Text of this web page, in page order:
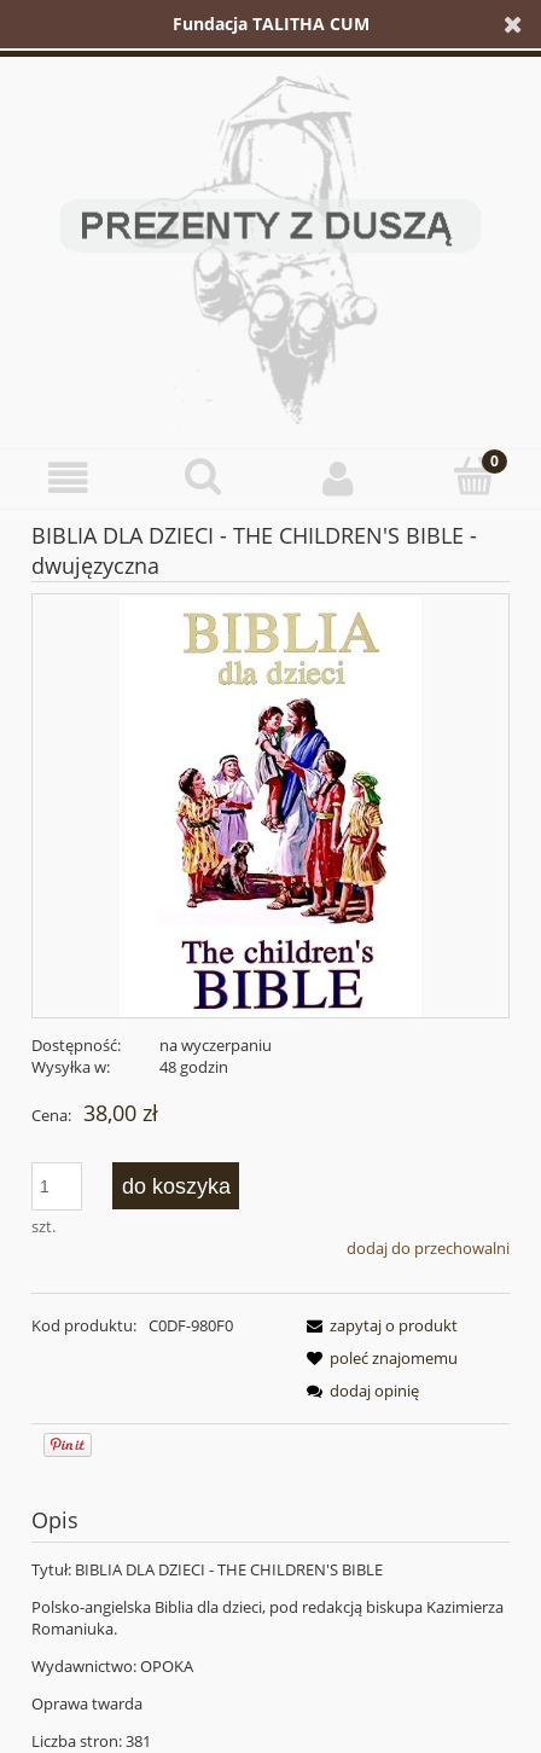
Fundacja TALITHA CUM
BIBLIA DLA DZIECI - THE CHILDREN'S BIBLE -
dwujęzyczna
Dostępność:
na wyczerpaniu
Wysyłka w:
48 godzin
Cena: 38,00 zł
szt.
do koszyka
dodaj do przechowalni
Kod produktu: C0DF-980F0
zapytaj o produkt
poleć znajomemu
dodaj opinię
Opis
Tytuł: BIBLIA DLA DZIECI - THE CHILDREN'S BIBLE
Polsko-angielska Biblia dla dzieci, pod redakcją biskupa Kazimierza
Romaniuka.
Wydawnictwo: OPOKA
Oprawa twarda
Liczba stron: 381